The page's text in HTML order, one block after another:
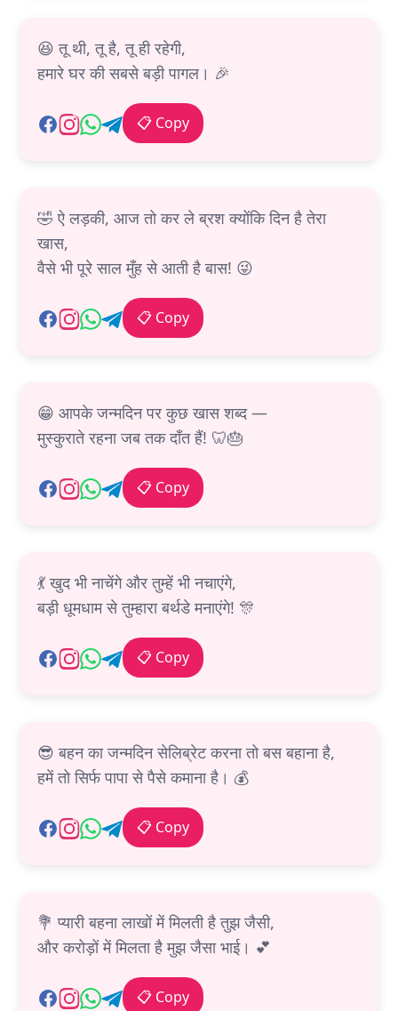
😆 तू थी, तू है, तू ही रहेगी,
हमारे घर की सबसे बड़ी पागल। 🎉
📋 Copy
🤣 ऐ लड़की, आज तो कर ले ब्रश क्योंकि दिन है तेरा
खास,
वैसे भी पूरे साल मुँह से आती है बास! 😜
📋 Copy
😁 आपके जन्मदिन पर कुछ खास शब्द —
मुस्कुराते रहना जब तक दाँत हैं! 🦷🎂
📋 Copy
💃 खुद भी नाचेंगे और तुम्हें भी नचाएंगे,
बड़ी धूमधाम से तुम्हारा बर्थडे मनाएंगे! 🎊
📋 Copy
😎 बहन का जन्मदिन सेलिब्रेट करना तो बस बहाना है,
हमें तो सिर्फ पापा से पैसे कमाना है। 💰
📋 Copy
💐 प्यारी बहना लाखों में मिलती है तुझ जैसी,
और करोड़ों में मिलता है मुझ जैसा भाई। 💕
📋 Copy